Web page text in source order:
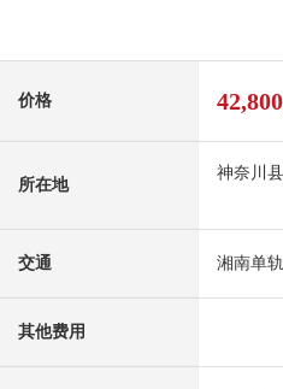
价格
所在地
神奈川
交通 湘南单
其他费用